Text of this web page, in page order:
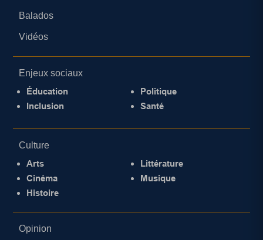
Balados
Vidéos
Enjeux sociaux
Éducation
Inclusion
Politique
Santé
Culture
Arts
Cinéma
Histoire
Littérature
Musique
Opinion